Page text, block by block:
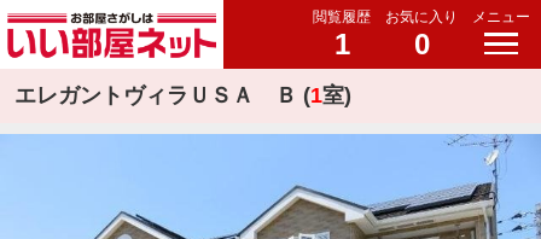
閲覧履歴
1
お気に入り
0
メニュー
エレガントヴィラＵＳＡ Ｂ (1室)